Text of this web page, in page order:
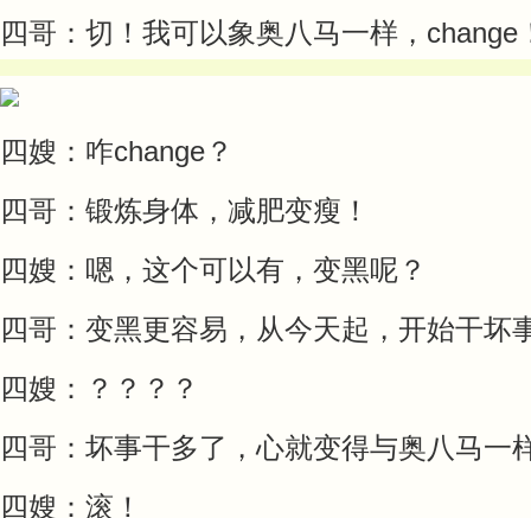
四哥：切！我可以象奥八马一样，change
四嫂：咋change？
四哥：锻炼身体，减肥变瘦！
四嫂：嗯，这个可以有，变黑呢？
四哥：变黑更容易，从今天起，开始干坏
四嫂：？？？？
四哥：坏事干多了，心就变得与奥八马一
四嫂：滚！